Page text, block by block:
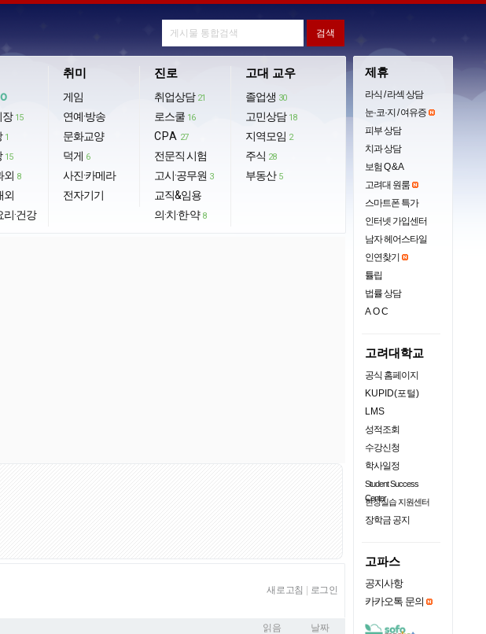
장 15
1
15
외 8
외
리·건강
취미
게임
연예·방송
문화교양
덕게 6
사진·카메라
전자기기
진로
취업상담 21
로스쿨 16
CPA 27
전문직 시험
고시·공무원 3
교직&임용
의·치·한·약 8
고대 교우
졸업생 30
고민상담 18
지역모임 2
주식 28
부동산 5
새로고침 로그인
읽음 날짜
제휴
라식 / 라섹 상담
눈·코·지 / 여유증
피부 상담
치과 상담
보험 Q & A
고려대 원룸
스마트폰 특가
인터넷 가입센터
남자 헤어스타일
인연찾기
튤립
법률 상담
AOC
고려대학교
공식 홈페이지
KUPID(포털)
LMS
성적조회
수강신청
학사일정
Student Success
Center
현장실습 지원센터
장학금 공지
고파스
공지사항
카카오톡 문의